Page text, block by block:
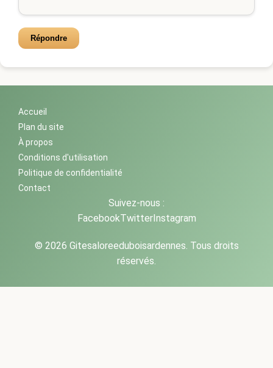
Répondre
Accueil
Plan du site
À propos
Conditions d'utilisation
Politique de confidentialité
Contact
Suivez-nous :
FacebookTwitterInstagram
© 2026 Gitesaloreeduboisardennes. Tous droits
réservés.